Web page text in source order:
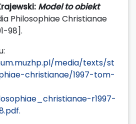
Model to obiekt
Philosophiae Christianae
98].
media/texts/st
christianae/1997-tom-
r1997-